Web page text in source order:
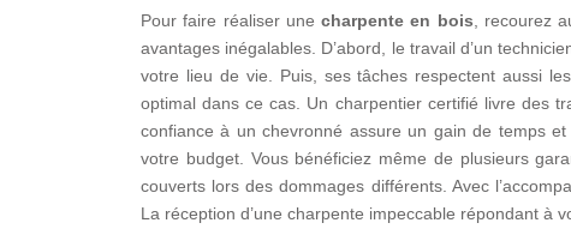
Pour faire réaliser unecharpente en bois , recourez
avantages inégalables. D’abord, le travail d’un
votre lieu de vie. Puis, ses tâches respectent aussi
optimal dans ce cas. Un charpentier certifié livre des
confiance à un chevronné assure un gain de temps
votre budget. Vous bénéficiez même de plusieurs
couverts lors des dommages différents. Avec
La réception d’une charpente impeccable répondant à